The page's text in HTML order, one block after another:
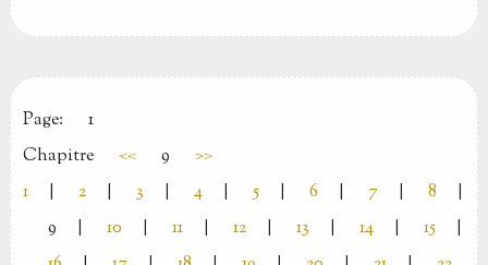
Page:
1
Chapitre
<< 9
>>
1
2 3 4 5 6 7 8
9
10 11 12 13 14 15